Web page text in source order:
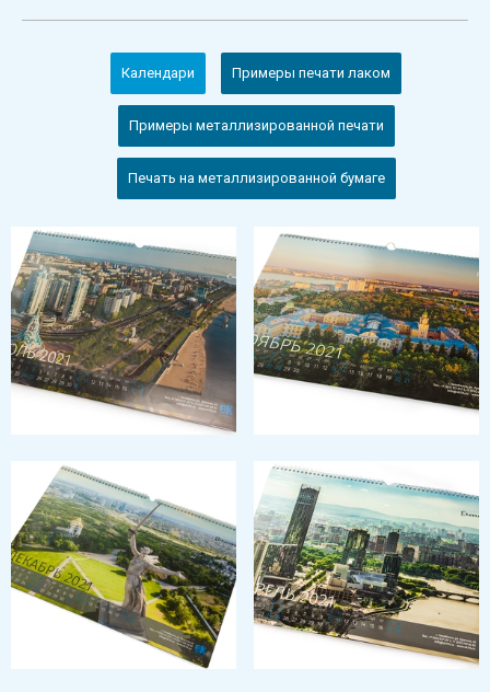
Календари Примеры печати лаком
Примеры металлизированной печати
Печать на металлизированной бумаге